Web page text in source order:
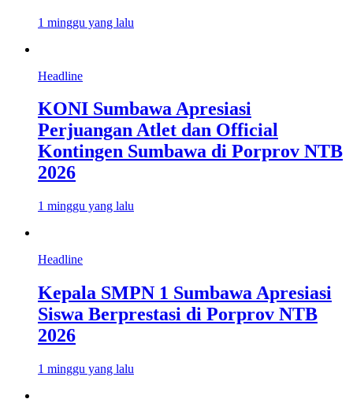
1 minggu yang lalu
Headline
KONI Sumbawa Apresiasi
Perjuangan Atlet dan Official
Kontingen Sumbawa di Porprov NTB
2026
1 minggu yang lalu
Headline
Kepala SMPN 1 Sumbawa Apresiasi
Siswa Berprestasi di Porprov NTB
2026
1 minggu yang lalu